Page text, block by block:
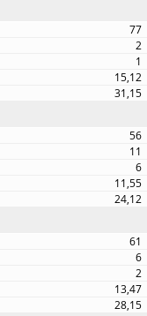
77
2
1
15,12
31,15
56
11
6
11,55
24,12
61
6
2
13,47
28,15